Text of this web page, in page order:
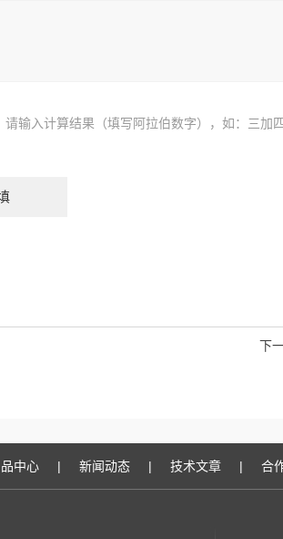
请输入计算结果（填写阿拉伯数字），如：三加
下
中心 | 新闻动态 | 技术文章 | 合